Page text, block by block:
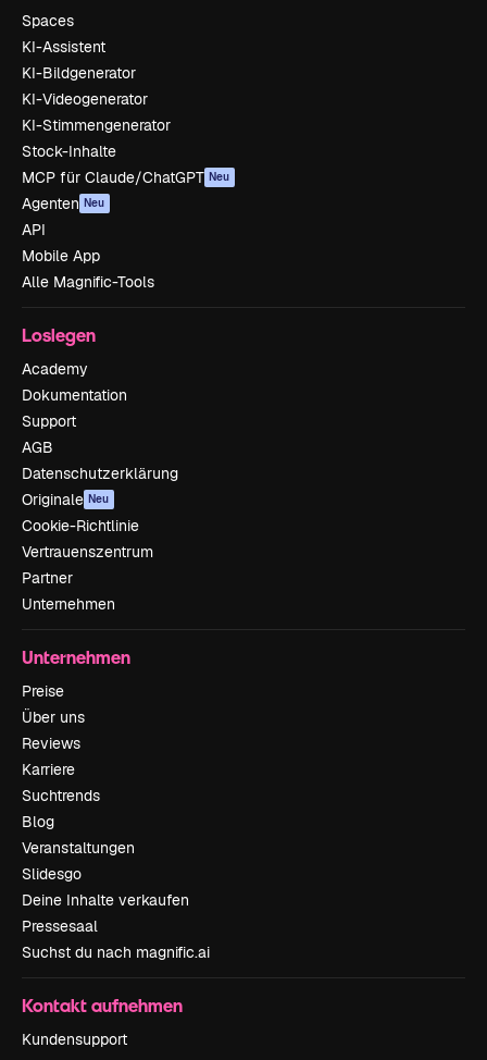
Spaces
KI-Assistent
KI-Bildgenerator
KI-Videogenerator
KI-Stimmengenerator
Stock-Inhalte
MCP für Claude/ChatGPT Neu
Agenten Neu
API
Mobile App
Alle Magnific-Tools
Loslegen
Academy
Dokumentation
Support
AGB
Datenschutzerklärung
Originale Neu
Cookie-Richtlinie
Vertrauenszentrum
Partner
Unternehmen
Unternehmen
Preise
Über uns
Reviews
Karriere
Suchtrends
Blog
Veranstaltungen
Slidesgo
Deine Inhalte verkaufen
Pressesaal
Suchst du nach magnific.ai
Kontakt aufnehmen
Kundensupport